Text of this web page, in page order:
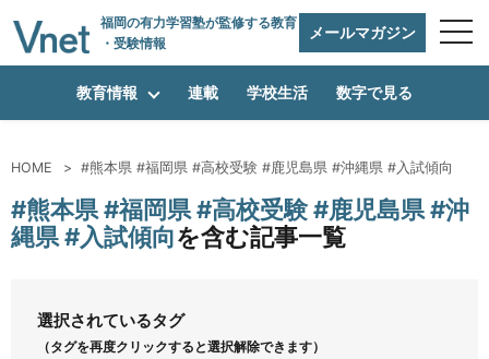
福岡の有力学習塾が監修する教育
・受験情報
メールマガジン
編集方針
教育情報 連載 学校生活 数字で見る
HOME #熊本県 #福岡県 #高校受験 #鹿児島県 #沖縄県 #入試傾向
#熊本県 #福岡県 #高校受験 #鹿児島県 #沖
縄県 #入試傾向を含む記事一覧
選択されているタグ
（タグを再度クリックすると選択解除できます）